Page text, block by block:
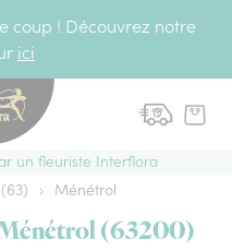
coup ! Découvrez notre
ici
un fleuriste Interflora
› Ménétrol
(63200)